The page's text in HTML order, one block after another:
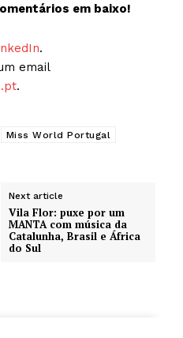
em baixo!
.
email
.
Miss World Portugal
Next article
Vila Flor: puxe por um
MANTA com música da
Catalunha, Brasil e África
do Sul